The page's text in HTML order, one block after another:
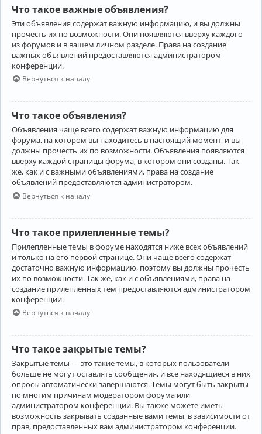
Что такое важные объявления?
Эти объявления содержат важную информацию, и вы должны
прочесть их по возможности. Они появляются вверху каждого
из форумов и в вашем личном разделе. Права на создание
важных объявлений предоставляются администратором
конференции.
Вернуться к началу
Что такое объявления?
Объявления чаще всего содержат важную информацию для
форума, на котором вы находитесь в настоящий момент, и вы
должны прочесть их по возможности. Объявления появляются
вверху каждой страницы форума, в котором они созданы. Так
же, как и с важными объявлениями, права на создание
объявлений предоставляются администратором.
Вернуться к началу
Что такое прилепленные темы?
Прилепленные темы в форуме находятся ниже всех объявлений
и только на его первой странице. Они чаще всего содержат
достаточно важную информацию, поэтому вы должны прочесть
их по возможности. Так же, как и с объявлениями, права на
создание прилепленных тем предоставляются администратором
конференции.
Вернуться к началу
Что такое закрытые темы?
Закрытые темы — это такие темы, в которых пользователи
больше не могут оставлять сообщения, и все находящиеся в них
опросы автоматически завершаются. Темы могут быть закрыты
по многим причинам модератором форума или
администратором конференции. Вы также можете иметь
возможность закрывать созданные вами темы, в зависимости от
прав, предоставленных вам администратором конференции.